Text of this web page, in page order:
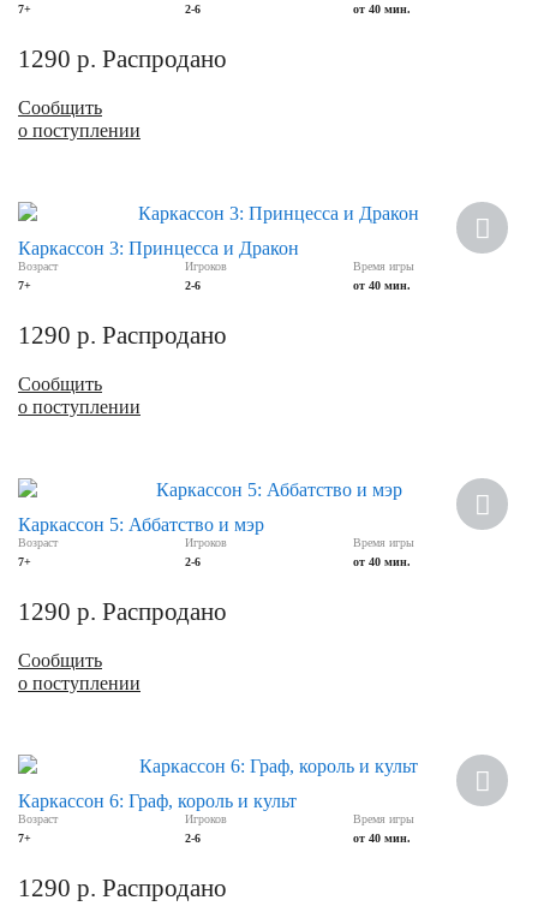
7+
2-6
от 40 мин.
1290 р. Распродано
Сообщить
о поступлении
Каркассон 3: Принцесса и Дракон
Возраст
7+
Игроков
2-6
Время игры
от 40 мин.
1290 р. Распродано
Сообщить
о поступлении
Каркассон 5: Аббатство и мэр
Возраст
7+
Игроков
2-6
Время игры
от 40 мин.
1290 р. Распродано
Сообщить
о поступлении
Каркассон 6: Граф, король и культ
Возраст
7+
Игроков
2-6
Время игры
от 40 мин.
1290 р. Распродано